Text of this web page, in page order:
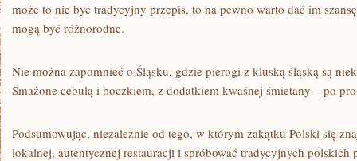
może⁢ to nie ​być tradycyjny przepis, to ⁣na pewno ⁣warto dać im
mogą być różnorodne.
Nie można zapomnieć o Śląsku, gdzie pierogi z ⁢kluską śląską są
Smażone cebulą i boczkiem, z dodatkiem kwaśnej śmietany – po
Podsumowując, niezależnie‌ od tego, w którym zakątku Polski się
lokalnej, autentycznej ⁤restauracji i spróbować ‌tradycyjnych